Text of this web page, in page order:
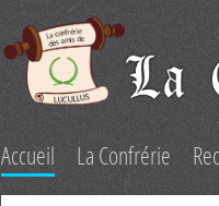
Accueil La Confrérie